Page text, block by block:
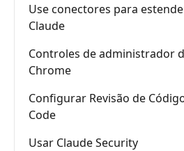
Use conectores para
Claude
Controles de administrador
Chrome
Configurar Revisão de
Code
Usar Claude Security